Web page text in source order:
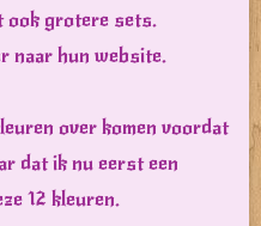
ook grotere sets.
naar hun website.
over komen voordat
dat ik nu eerst een
12 kleuren.